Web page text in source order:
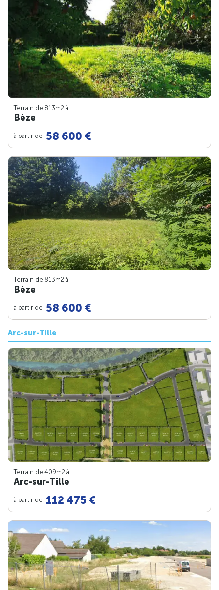
Terrain de 813m2 à
Bèze
à partir de 58 600 €
Terrain de 813m2 à
Bèze
à partir de 58 600 €
Arc-sur-Tille
Terrain de 409m2 à
Arc-sur-Tille
à partir de 112 475 €